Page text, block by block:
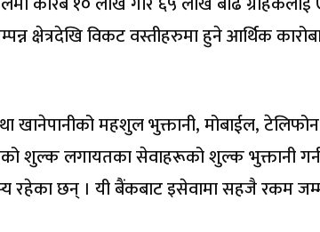
क्षेत्रदेखि विकट वस्तीहरुमा हुने आर्थिक
खानेपानीको महशुल भुक्तानी, मोबाईल, टेलिफोन
शुल्क लगायतका सेवाहरूको शुल्क भुक्तानी गर्न
रहेका छन् । यी बैंकबाट इसेवामा सहजै रकम